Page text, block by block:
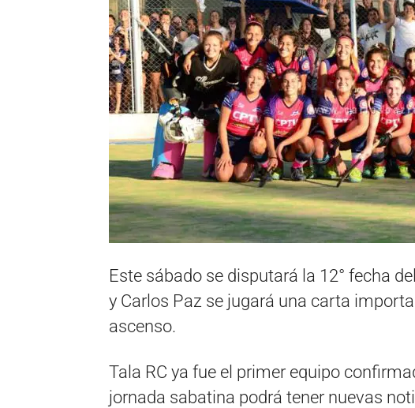
Este sábado se disputará la 12° fecha
y Carlos Paz se jugará una carta
ascenso.
Tala RC ya fue el primer equipo
jornada sabatina podrá tener nuevas